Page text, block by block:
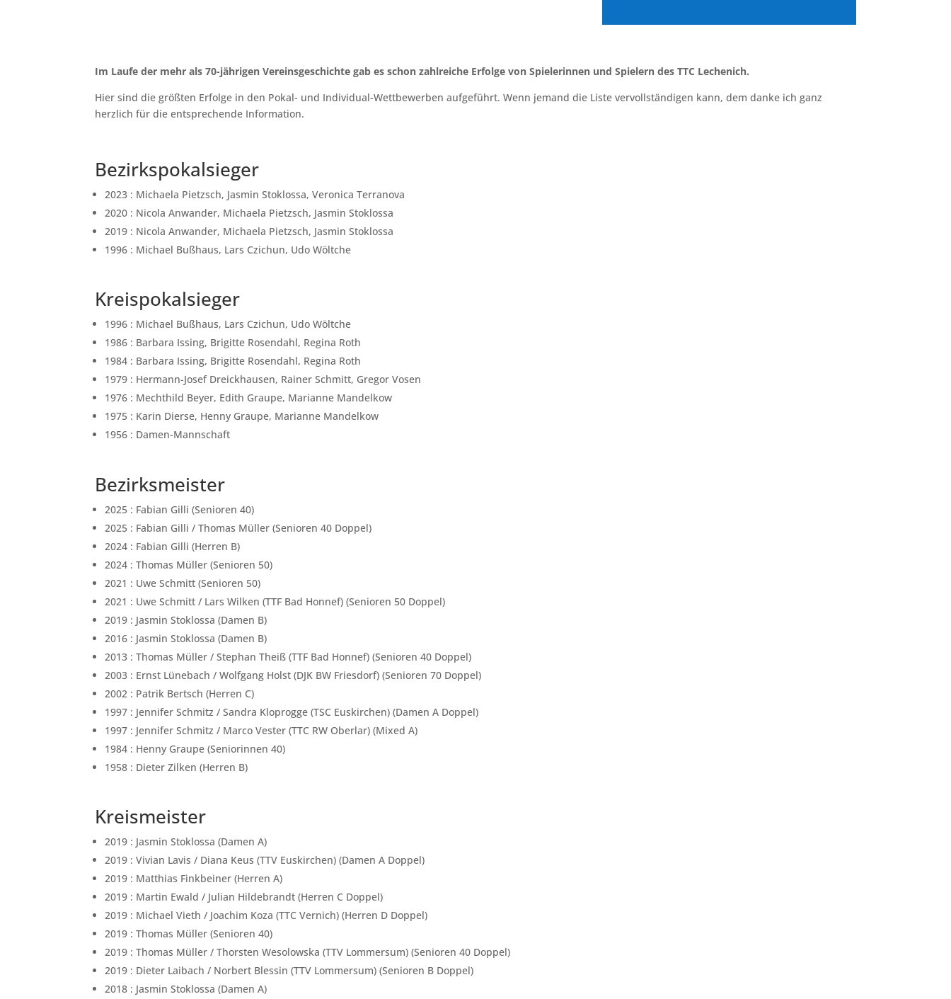
Im Laufe der mehr als 70-jährigen Vereinsgeschichte gab es schon zahlreiche Erfolge von Spielerinnen und Spielern des TTC Lechenich.
Hier sind die größten Erfolge in den Pokal- und Individual-Wettbewerben aufgeführt. Wenn jemand die Liste vervollständigen kann, dem danke ich ganz
herzlich für die entsprechende Information.
Bezirkspokalsieger
2023 : Michaela Pietzsch, Jasmin Stoklossa, Veronica Terranova
2020 : Nicola Anwander, Michaela Pietzsch, Jasmin Stoklossa
2019 : Nicola Anwander, Michaela Pietzsch, Jasmin Stoklossa
1996 : Michael Bußhaus, Lars Czichun, Udo Wöltche
Kreispokalsieger
1996 : Michael Bußhaus, Lars Czichun, Udo Wöltche
1986 : Barbara Issing, Brigitte Rosendahl, Regina Roth
1984 : Barbara Issing, Brigitte Rosendahl, Regina Roth
1979 : Hermann-Josef Dreickhausen, Rainer Schmitt, Gregor Vosen
1976 : Mechthild Beyer, Edith Graupe, Marianne Mandelkow
1975 : Karin Dierse, Henny Graupe, Marianne Mandelkow
1956 : Damen-Mannschaft
Bezirksmeister
2025 : Fabian Gilli (Senioren 40)
2025 : Fabian Gilli / Thomas Müller (Senioren 40 Doppel)
2024 : Fabian Gilli (Herren B)
2024 : Thomas Müller (Senioren 50)
2021 : Uwe Schmitt (Senioren 50)
2021 : Uwe Schmitt / Lars Wilken (TTF Bad Honnef) (Senioren 50 Doppel)
2019 : Jasmin Stoklossa (Damen B)
2016 : Jasmin Stoklossa (Damen B)
2013 : Thomas Müller / Stephan Theiß (TTF Bad Honnef) (Senioren 40 Doppel)
2003 : Ernst Lünebach / Wolfgang Holst (DJK BW Friesdorf) (Senioren 70 Doppel)
2002 : Patrik Bertsch (Herren C)
1997 : Jennifer Schmitz / Sandra Kloprogge (TSC Euskirchen) (Damen A Doppel)
1997 : Jennifer Schmitz / Marco Vester (TTC RW Oberlar) (Mixed A)
1984 : Henny Graupe (Seniorinnen 40)
1958 : Dieter Zilken (Herren B)
Kreismeister
2019 : Jasmin Stoklossa (Damen A)
2019 : Vivian Lavis / Diana Keus (TTV Euskirchen) (Damen A Doppel)
2019 : Matthias Finkbeiner (Herren A)
2019 : Martin Ewald / Julian Hildebrandt (Herren C Doppel)
2019 : Michael Vieth / Joachim Koza (TTC Vernich) (Herren D Doppel)
2019 : Thomas Müller (Senioren 40)
2019 : Thomas Müller / Thorsten Wesolowska (TTV Lommersum) (Senioren 40 Doppel)
2019 : Dieter Laibach / Norbert Blessin (TTV Lommersum) (Senioren B Doppel)
2018 : Jasmin Stoklossa (Damen A)